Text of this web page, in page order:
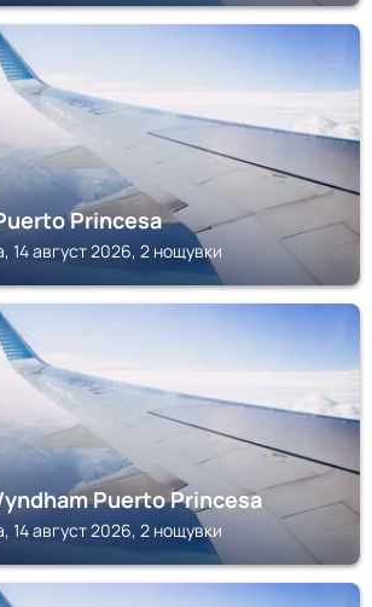
Princesa
14 август 2026, 2 нощувки
Puerto Princesa
14 август 2026, 2 нощувки